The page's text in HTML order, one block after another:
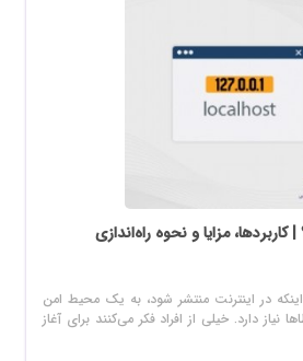
مزایا و نحوه راه‌اندازی
در اینترنت منتشر شود، به یک محیط امن
دارد. خیلی از افراد فکر می‌کنند برای آغاز